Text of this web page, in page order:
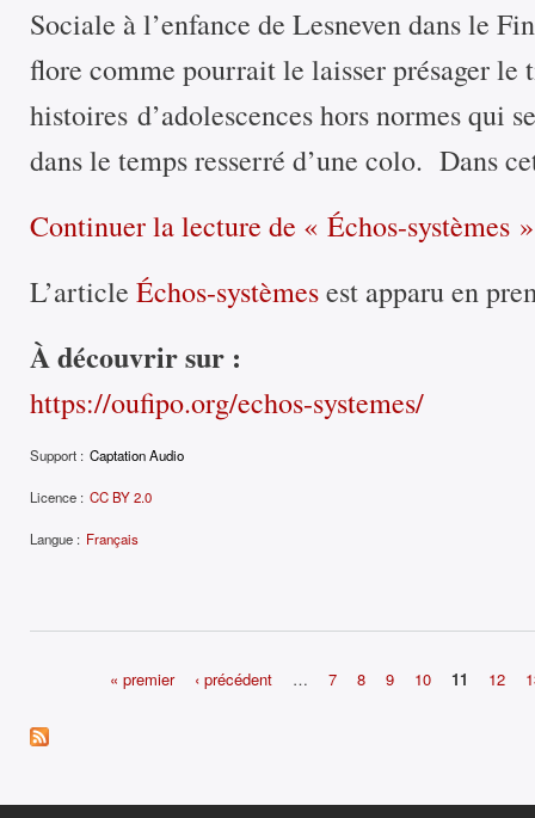
Sociale à l’enfance de Lesneven dans le
flore comme pourrait le laisser présager le
histoires d’adolescences hors normes qui
dans le temps resserré d’une colo. Dans
Continuer la lecture de « Échos-systèmes »
L’article Échos-systèmesest apparu en
À découvrir sur :
https://oufipo.org/echos-systemes/
Support : Captation Audio
Licence : CC BY 2.0
Langue : Français
« premier ‹ précédent … 7 8 9 10 11 12